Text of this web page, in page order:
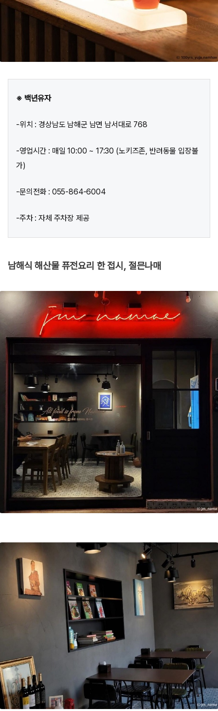
※ 백년유자
-위치 : 경상남도 남해군 남면 남서대로 768
-영업시간 : 매일 10:00 ~ 17:30 (노키즈존, 반려동물 입장불
가)
-문의전화 : 055-864-6004
-주차 : 자체 주차장 제공
남해식 해산물 퓨전요리 한 접시, 절믄나매